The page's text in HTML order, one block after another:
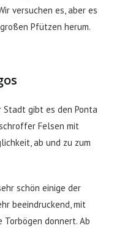
versuchen es, aber es
Pfützen herum.
Stadt gibt es den Ponta
Felsen mit
ab und zu zum
schön einige der
beeindruckend, mit
donnert. Ab